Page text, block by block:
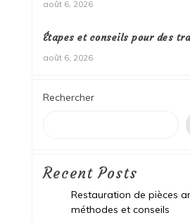
août 6, 2026
Étapes et conseils pour des
août 6, 2026
Rechercher
Recent Posts
Restauration de pièces
méthodes et conseils